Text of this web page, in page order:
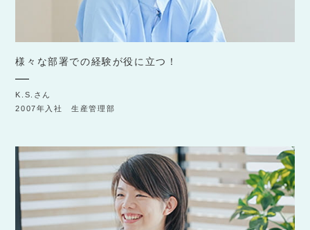
様々な部署での経験が役に立つ！
K.S.さん
2007年入社 生産管理部